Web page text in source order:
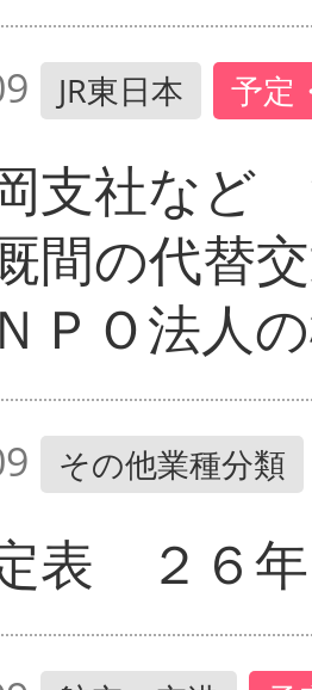
JR東日本 予定
支社など
間の代替
Ｏ法人
その他業種分類
表 ２６